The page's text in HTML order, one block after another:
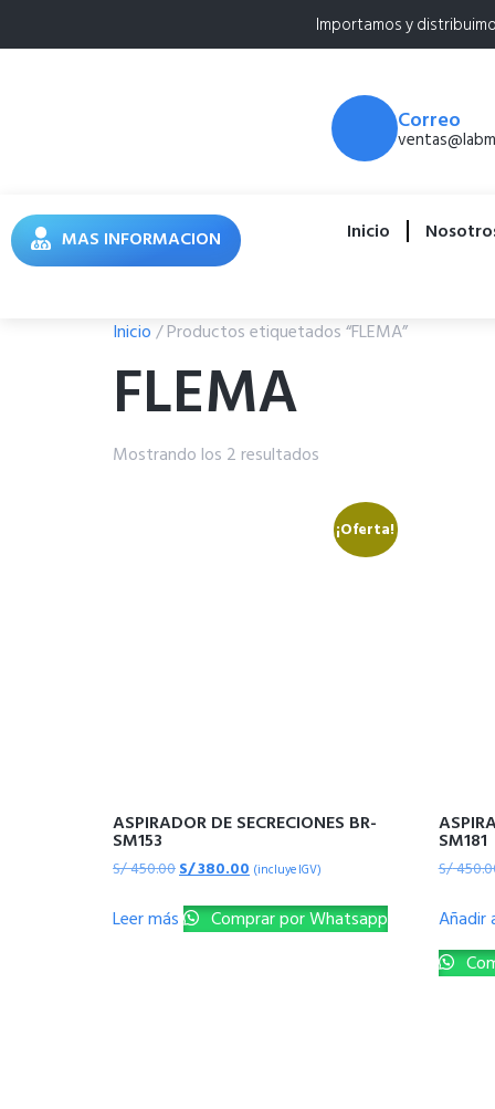
Importamos y
Correo
MAS INFORMACION Inicio
Inicio/ Productos etiquetados “FLEMA”
FLEMA
Mostrando los 2 resultados
¡Oferta!
ASPIRADOR DE SECRECIONES BR-
SM153
S/450.00S/380.00 (incluye IGV)
Leer más Comprar por Whatsapp
SM181
S/
Añadir